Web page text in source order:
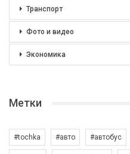
Транспорт
Фото и видео
Экономика
Метки
#tochka #авто #автобус